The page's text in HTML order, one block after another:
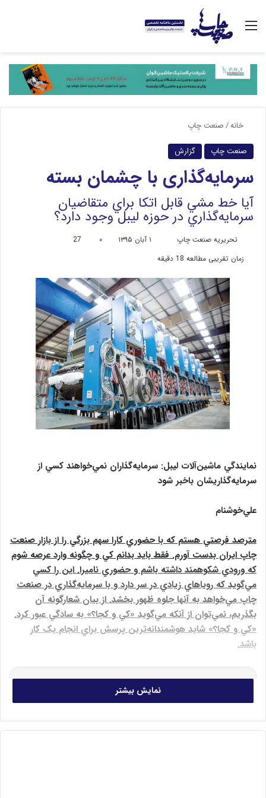
خانه/صنعت چاپ
صنعت چاپ گزارش
سرمایه‌گذاری با چشمان بسته
آيا خط مشي قابل اتکا براي متقاضيان
سرمايه‌گذاري در حوزه ليبل وجود دارد؟
تحریریه صنعت چاپ
ر
ل
ب
ه
ا
ی
م
ی
ل
۱ آبان ۱۳۹۵ ۰
27
زمان تقریبی مطالعه 18 دقیقه
نمايندگي ماشين‌آلات ليبل: سرمايه‌گذاران نمي‌خواهند کسي از
سرمايه‌‌گذاريشان باخبر شود
علي‌خوشنام
مترصد فرصتي هستم که با حضوري کارا سهم بزرگي را از بازار صنعت
چاپ ايران بدست آورم. فقط بايد بدانم کي و چگونه وارد عرصه شوم
که ورودي شکوهمند داشته باشم و حضوري ناميرا. اين را کسي
مي‌گويد که روياهاي زيادي در سر دارد و با سرمايه‌گذاري در صنعت
چاپ مي‌خواهد به آنها جلوه ظهور بخشد. از بيان شعارگونه آن
بگذريم، نمي‌توان از آنکه مي‌گويد «کي و کجا؟» به سادگي عبور کرد.
«کي و کجا؟» شايد هوشمندانه‌ترين پرسش براي انجام يک کار
باشد.
آگهی‌هایاستخدام و کاریابی در صنعت چاپ و
نمایش بیشتر